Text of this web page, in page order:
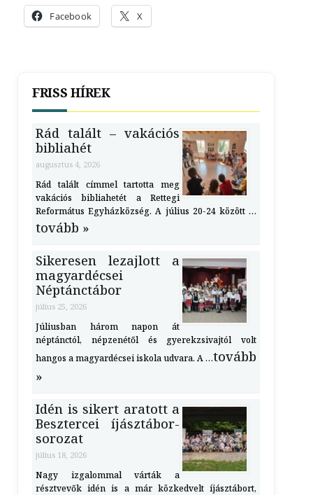
Facebook X
FRISS HÍREK
Rád talált – vakációs
bibliahét
augusztus 4, 2026
Rád talált címmel tartotta meg
vakációs bibliahetét a Rettegi
Református Egyházközség. A július 20-24 között …
tovább »
Sikeresen lezajlott a
magyardécsei
Néptánctábor
július 25, 2026
Júliusban három napon át
néptánctól, népzenétől és gyerekzsivajtól volt
hangos a magyardécsei iskola udvara. A …tovább
»
Idén is sikert aratott a
Besztercei íjásztábor-
sorozat
július 18, 2026
Nagy izgalommal várták a
résztvevők idén is a már közkedvelt íjásztábort,